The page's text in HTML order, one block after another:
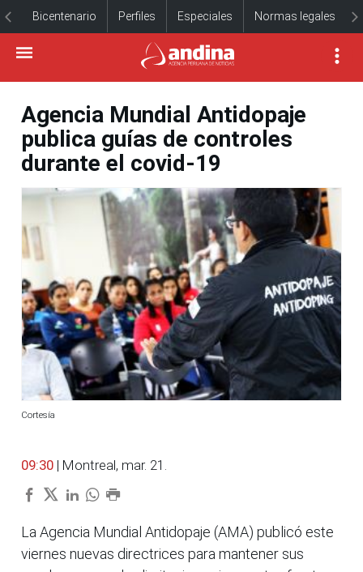
Bicentenario Perfiles Especiales Normas legales
Agencia Mundial Antidopaje
publica guías de controles
durante el covid-19
Cortesía
09:30 | Montreal, mar. 21.
La Agencia Mundial Antidopaje (AMA) publicó este
viernes nuevas directrices para mantener sus